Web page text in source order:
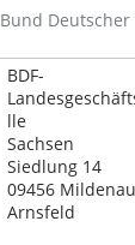
Bund
BDF-
lle
Sachsen
Siedlung 14
09456
Arnsfeld